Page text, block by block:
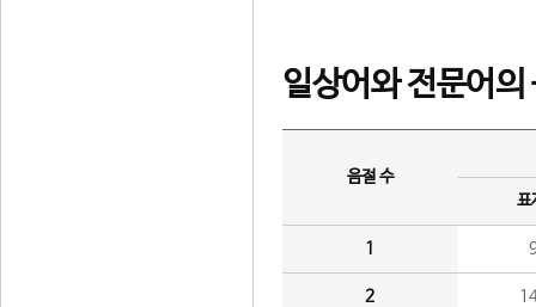
일상어와 전문어의
음절 수
표
1
2